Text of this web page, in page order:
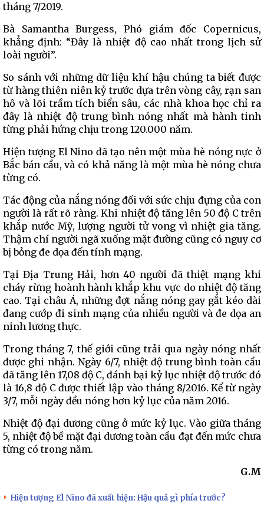
tháng 7/2019.
Bà Samantha Burgess, Phó giám đốc Copernicus,
khẳng định: “Đây là nhiệt độ cao nhất trong lịch sử
loài người”.
So sánh với những dữ liệu khí hậu chúng ta biết được
từ hàng thiên niên kỷ trước dựa trên vòng cây, rạn san
hô và lõi trầm tích biển sâu, các nhà khoa học chỉ ra
đây là nhiệt độ trung bình nóng nhất mà hành tinh
từng phải hứng chịu trong 120.000 năm.
Hiện tượng El Nino đã tạo nên một mùa hè nóng nực ở
Bắc bán cầu, và có khả năng là một mùa hè nóng chưa
từng có.
Tác động của nắng nóng đối với sức chịu đựng của con
người là rất rõ ràng. Khi nhiệt độ tăng lên 50 độ C trên
khắp nước Mỹ, lượng người tử vong vì nhiệt gia tăng.
Thậm chí người ngã xuống mặt đường cũng có nguy cơ
bị bỏng đe dọa đến tính mạng.
Tại Địa Trung Hải, hơn 40 người đã thiệt mạng khi
cháy rừng hoành hành khắp khu vực do nhiệt độ tăng
cao. Tại châu Á, những đợt nắng nóng gay gắt kéo dài
đang cướp đi sinh mạng của nhiều người và đe dọa an
ninh lương thực.
Trong tháng 7, thế giới cũng trải qua ngày nóng nhất
được ghi nhận. Ngày 6/7, nhiệt độ trung bình toàn cầu
đã tăng lên 17,08 độ C, đánh bại kỷ lục nhiệt độ trước đó
là 16,8 độ C được thiết lập vào tháng 8/2016. Kể từ ngày
3/7, mỗi ngày đều nóng hơn kỷ lục của năm 2016.
Nhiệt độ đại dương cũng ở mức kỷ lục. Vào giữa tháng
5, nhiệt độ bề mặt đại dương toàn cầu đạt đến mức chưa
từng có trong năm.
G.M
Hiện tượng El Nino đã xuất hiện: Hậu quả gì phía trước?